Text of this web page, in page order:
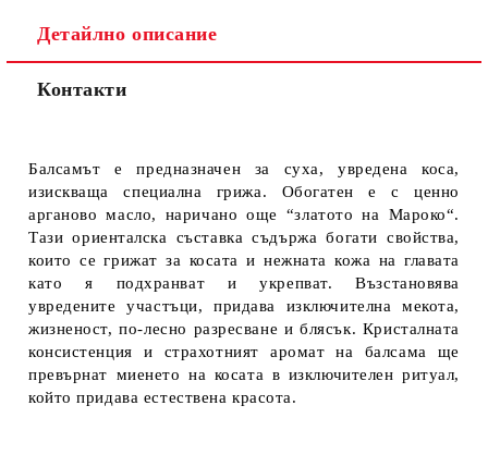
Детайлно описание
Контакти
Балсамът е предназначен за суха, увредена коса,
изискваща специална грижа. Обогатен е с ценно
арганово масло, наричано още “златото на Мароко“.
Тази ориенталска съставка съдържа богати свойства,
които се грижат за косата и нежната кожа на главата
като я подхранват и укрепват. Възстановява
увредените участъци, придава изключителна мекота,
жизненост, по-лесно разресване и блясък. Кристалната
консистенция и страхотният аромат на балсама ще
превърнат миенето на косата в изключителен ритуал,
който придава естествена красота.